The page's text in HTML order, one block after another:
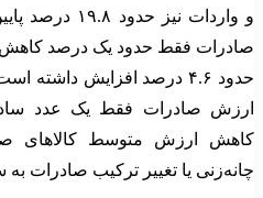
و واردات نیز
صادرات فقط حدود یک درصد کاهش
حدود ۴.۶ درصد افزایش
ارزش صادرات فقط یک عدد
کاهش ارزش متوسط کالاهای
چانه‌زنی یا تغییر ترکیب صادرات